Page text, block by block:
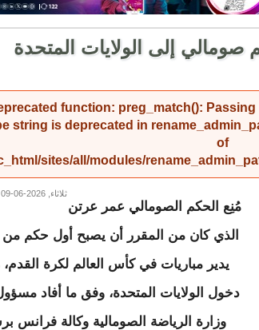
حكم صومالي إلى الولايات المتحدة
function: preg_match():
string is deprecated in
of
sites/all/modules/
ثلاثاء, 2026-06-09 08:43
مُنِع الحكم الصومالي عمر عرتن
الذي كان من المقرر أن يصبح أول حكم من
يدير مباريات في كأس العالم لكرة
دخول الولايات المتحدة، وفق ما أفاد
وزارة الرياضة الصومالية وكالة فرانس